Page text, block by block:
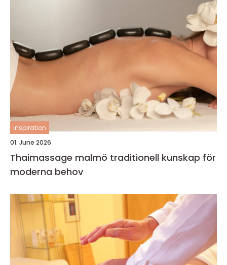
inspiration
01. June 2026
Thaimassage malmö traditionell kunskap för
moderna behov